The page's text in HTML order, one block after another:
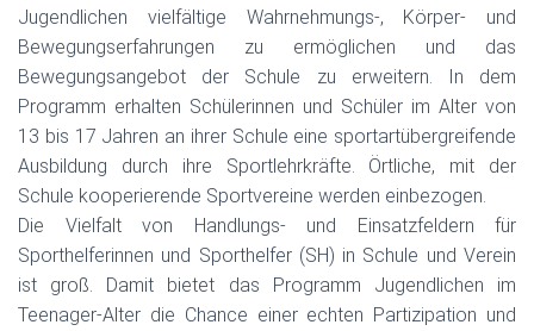
Jugendlichen vielfältige Wahrnehmungs-, Körper- und
Bewegungserfahrungen zu ermöglichen und das
Bewegungsangebot der Schule zu erweitern. In dem
Programm erhalten Schülerinnen und Schüler im Alter von
13 bis 17 Jahren an ihrer Schule eine sportartübergreifende
Ausbildung durch ihre Sportlehrkräfte. Örtliche, mit der
Schule kooperierende Sportvereine werden einbezogen.
Die Vielfalt von Handlungs- und Einsatzfeldern für
Sporthelferinnen und Sporthelfer (SH) in Schule und Verein
ist groß. Damit bietet das Programm Jugendlichen im
Teenager-Alter die Chance einer echten Partizipation und